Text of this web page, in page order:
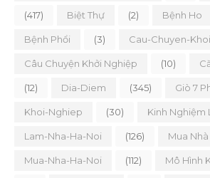
(417) Biệt Thự (2) Bệnh Ho
Bệnh Phổi (3) Cau-Chuyen-
Câu Chuyện Khởi Nghiệp (10)
(12) Dia-Diem (345) Giò 7
Khoi-Nghiep (30) Kinh Nghiệm
Lam-Nha-Ha-Noi (126) Mua
Mua-Nha-Ha-Noi (112) Mô Hình